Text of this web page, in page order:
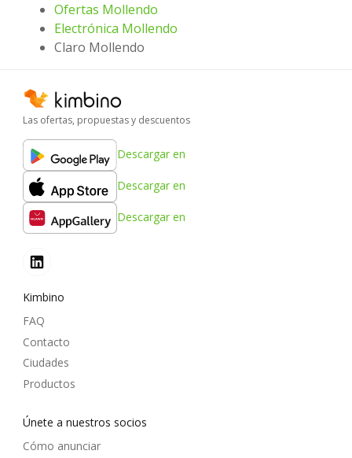
Ofertas Mollendo
Electrónica Mollendo
Claro Mollendo
Las ofertas, propuestas y descuentos
Descargar en
Descargar en
Descargar en
Kimbino
FAQ
Contacto
Ciudades
Productos
Únete a nuestros socios
Cómo anunciar